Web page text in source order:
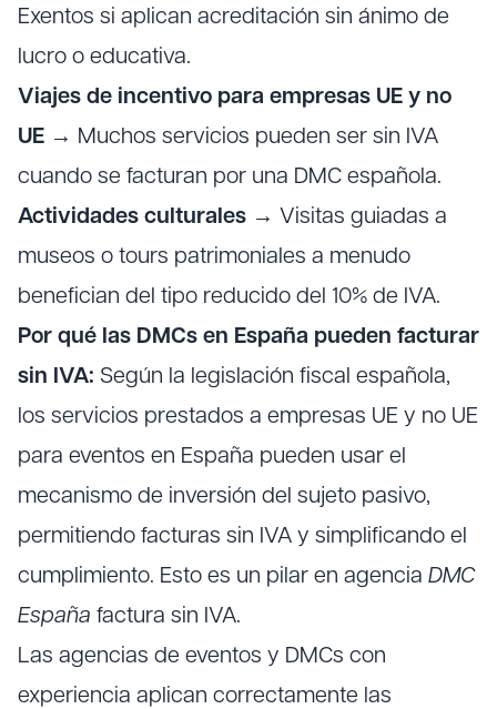
Exentos si aplican acreditación sin ánimo de
lucro o educativa.
Viajes de incentivo para empresas UE y no
UE → Muchos servicios pueden ser sin IVA
cuando se facturan por una DMC española.
Actividades culturales → Visitas guiadas a
museos o tours patrimoniales a menudo
benefician del tipo reducido del 10% de IVA.
Por qué las DMCs en España pueden facturar
sin IVA: Según la legislación fiscal española,
los servicios prestados a empresas UE y no UE
para eventos en España pueden usar el
mecanismo de inversión del sujeto pasivo,
permitiendo facturas sin IVA y simplificando el
cumplimiento. Esto es un pilar en agencia DMC
España factura sin IVA.
Las agencias de eventos y DMCs con
experiencia aplican correctamente las